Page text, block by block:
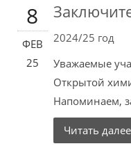
8
ФЕВ
25
2024/25 год
Уважаемые
Открытой
Напоминаем,
Читать далее